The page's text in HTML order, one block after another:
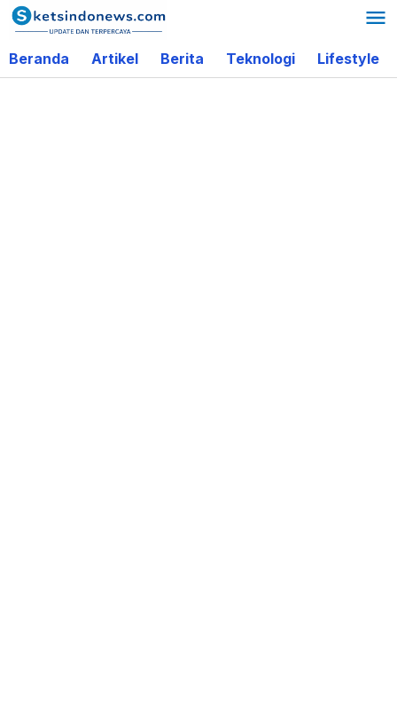
Lewati
ke
konten
Beranda Artikel Berita Teknologi Lifestyle